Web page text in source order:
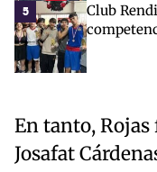
5
Club
En tanto,
Josafat